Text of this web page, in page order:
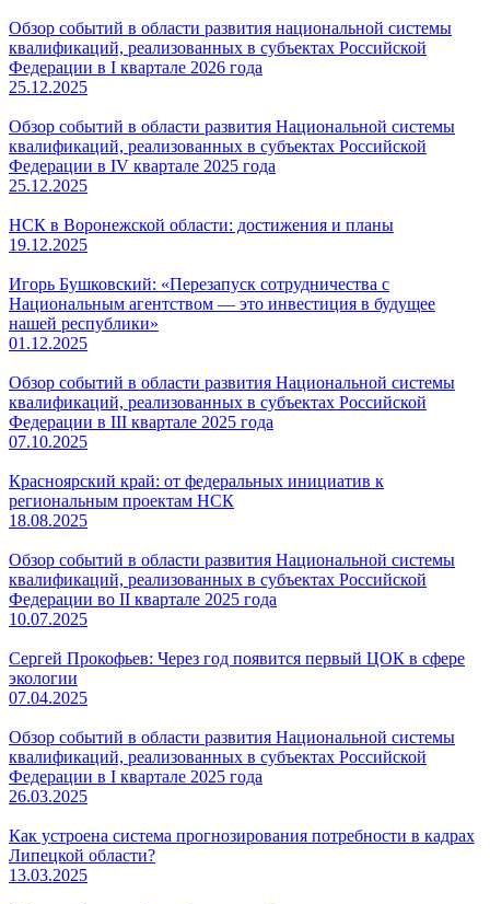
Обзор событий в области развития национальной системы
квалификаций, реализованных в субъектах Российской
Федерации в I квартале 2026 года
25.12.2025
Обзор событий в области развития Национальной системы
квалификаций, реализованных в субъектах Российской
Федерации в IV квартале 2025 года
25.12.2025
НСК в Воронежской области: достижения и планы
19.12.2025
Игорь Бушковский: «Перезапуск сотрудничества с
Национальным агентством — это инвестиция в будущее
нашей республики»
01.12.2025
Обзор событий в области развития Национальной системы
квалификаций, реализованных в субъектах Российской
Федерации в III квартале 2025 года
07.10.2025
Красноярский край: от федеральных инициатив к
региональным проектам НСК
18.08.2025
Обзор событий в области развития Национальной системы
квалификаций, реализованных в субъектах Российской
Федерации во II квартале 2025 года
10.07.2025
Сергей Прокофьев: Через год появится первый ЦОК в сфере
экологии
07.04.2025
Обзор событий в области развития Национальной системы
квалификаций, реализованных в субъектах Российской
Федерации в I квартале 2025 года
26.03.2025
Как устроена система прогнозирования потребности в кадрах
Липецкой области?
13.03.2025